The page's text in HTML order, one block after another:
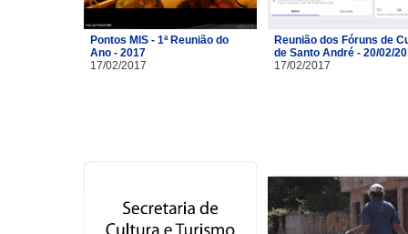
Pontos MIS - 1ª Reunião do
Ano - 2017
17/02/2017
Reunião dos Fóruns de
de Santo André - 20/02/
17/02/2017